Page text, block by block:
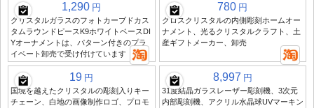
1,290 円
クリスタルガラスのフォトカーブドカス
タムラウンドピースK9ホワイトベースDI
Yオーナメントは、パターン付きのプラ
イベート卸売で受け付けています
780 円
クロスクリスタルの内側彫刻ホームオー
ナメント、光るクリスタルクラフト、土
産ギフトメーカー、卸売
19 円
国境を越えたクリスタルの彫刻入りキー
チェーン、白地の画像制作ロゴ、プロモ
8,997 円
31度結晶ガラスレーザー彫刻機、3次元
内部彫刻機、アクリル水晶球UVマーキン